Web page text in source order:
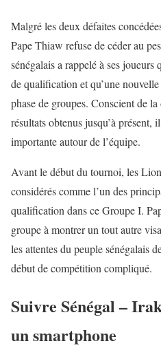
Malgré les deux défaites
Pape Thiaw refuse de céder au
sénégalais a rappelé à ses joueurs
de qualification et qu’une
phase de groupes. Conscient de
résultats obtenus jusqu’à présent,
importante autour de l’équipe.
Avant le début du tournoi, les
considérés comme l’un des
qualification dans ce Groupe I.
groupe à montrer un tout autre
les attentes du peuple sénégalais
début de compétition compliqué.
Suivre Sénégal –
un smartphone